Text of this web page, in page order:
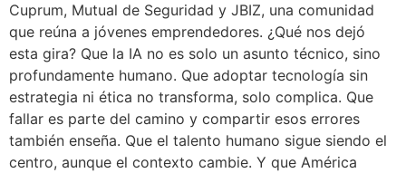
Cuprum, Mutual de Seguridad y JBIZ, una comunidad
que reúna a jóvenes emprendedores. ¿Qué nos dejó
esta gira? Que la IA no es solo un asunto técnico, sino
profundamente humano. Que adoptar tecnología sin
estrategia ni ética no transforma, solo complica. Que
fallar es parte del camino y compartir esos errores
también enseña. Que el talento humano sigue siendo el
centro, aunque el contexto cambie. Y que América